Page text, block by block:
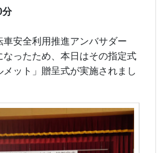
分
安全利用推進アンバサダー
ったため、本日はその指定式
ット」贈呈式が実施されまし